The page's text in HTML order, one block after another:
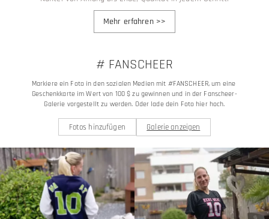
Mehr erfahren>>
# FANSCHEER
Markiere ein Foto in den sozialen Medien mit #FANSCHEER, um eine
Geschenkkarte im Wert von 100 $ zu gewinnen und in der Fanscheer-
Galerie vorgestellt zu werden. Oder lade dein Foto hier hoch.
Fotos hinzufügen Galerie anzeigen